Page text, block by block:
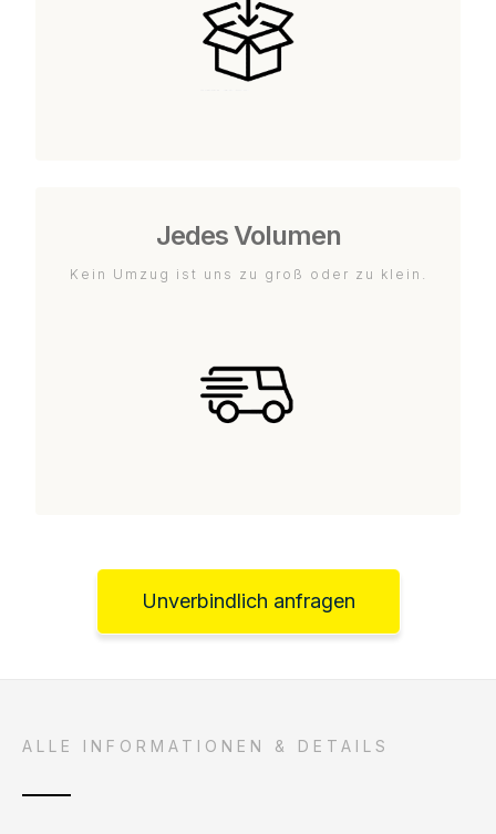
Jedes Volumen
Kein Umzug ist uns zu groß oder zu klein.
Unverbindlich anfragen
ALLE INFORMATIONEN & DETAILS